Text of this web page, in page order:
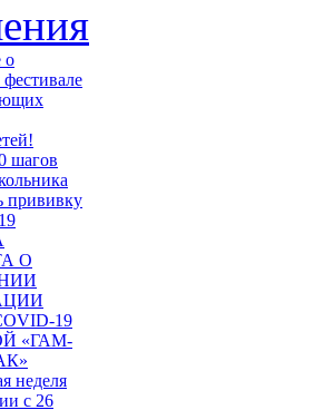
о
шагов
прививку
О
19
«ГАМ-
неделя
с 26